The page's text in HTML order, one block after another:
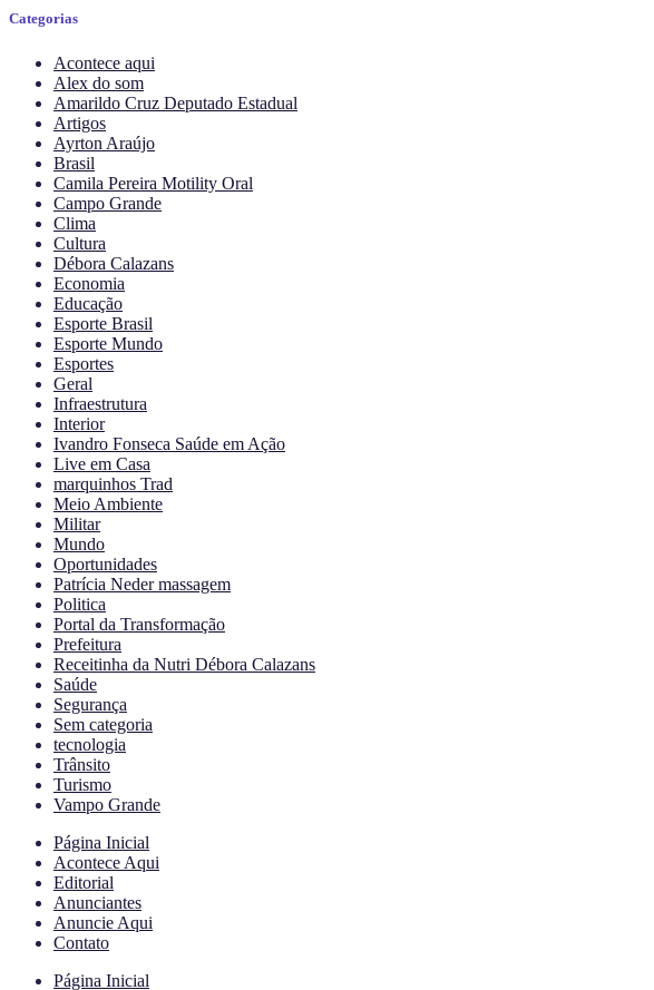
Categorias
Acontece aqui
Alex do som
Amarildo Cruz Deputado Estadual
Artigos
Ayrton Araújo
Brasil
Camila Pereira Motility Oral
Campo Grande
Clima
Cultura
Débora Calazans
Economia
Educação
Esporte Brasil
Esporte Mundo
Esportes
Geral
Infraestrutura
Interior
Ivandro Fonseca Saúde em Ação
Live em Casa
marquinhos Trad
Meio Ambiente
Militar
Mundo
Oportunidades
Patrícia Neder massagem
Politica
Portal da Transformação
Prefeitura
Receitinha da Nutri Débora Calazans
Saúde
Segurança
Sem categoria
tecnologia
Trânsito
Turismo
Vampo Grande
Página Inicial
Acontece Aqui
Editorial
Anunciantes
Anuncie Aqui
Contato
Página Inicial